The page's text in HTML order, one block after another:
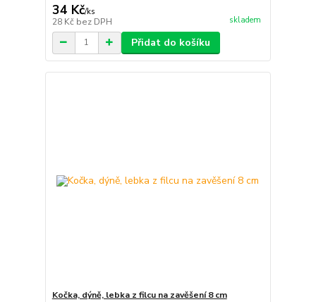
34 Kč/ks
28 Kč bez DPH skladem
Přidat do košíku
Kočka, dýně, lebka z filcu na zavěšení 8 cm